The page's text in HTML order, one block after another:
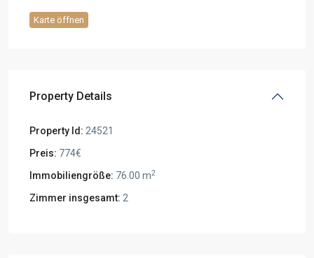
Karte öffnen
Property Details
Property Id: 24521
Preis: 774€
Immobiliengröße: 76.00 m2
Zimmer insgesamt: 2